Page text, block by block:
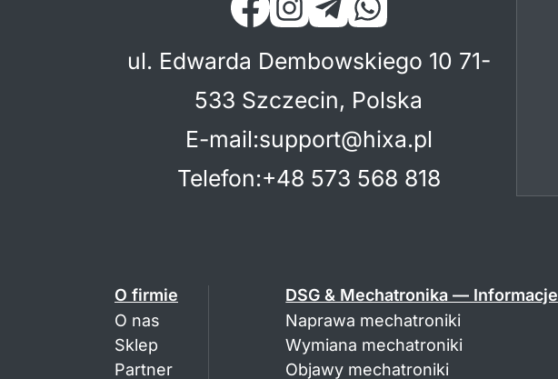
ul. Edwarda Dembowskiego 10 71-
533 Szczecin, Polska
E-mail:support@hixa.pl
Telefon:+48 573 568 818
O firmie
O nas
Sklep
Partner
DSG & Mechatronika — Informacje
Naprawa mechatroniki
Wymiana mechatroniki
Objawy mechatroniki